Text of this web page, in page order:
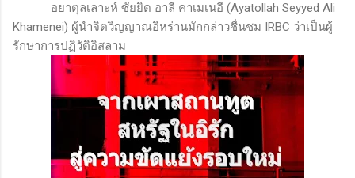
อยาตุลเลาะห์ ซัยยิด อาลี คาเมเนอี (Ayatollah Seyyed Ali
Khamenei) ผู้นำจิตวิญญาณอิหร่านมักกล่าวชื่นชม IRBC ว่าเป็นผู้
รักษาการปฏิวัติอิสลาม